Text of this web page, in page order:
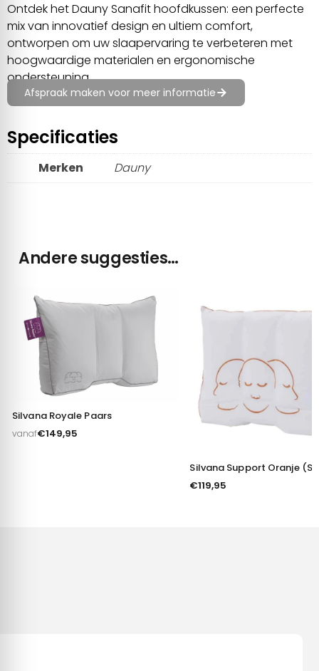
Ontdek het Dauny Sanafit hoofdkussen: een perfecte
mix van innovatief design en ultiem comfort,
ontworpen om uw slaapervaring te verbeteren met
hoogwaardige materialen en ergonomische
ondersteuning.
Afspraak maken voor meer informatie
Specificaties
Merken Dauny
Andere suggesties…
Silvana Royale Paars
vanaf€149,95
Silvana Support Oranje
€119,95